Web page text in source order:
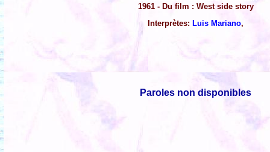
1961 - Du film : West side story
Interprètes: Luis Mariano,
Paroles non disponibles